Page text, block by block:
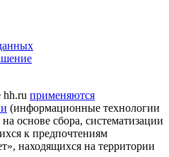
применяются
(информационные технологии
основе сбора, систематизации
к предпочтениям
находящихся на территории